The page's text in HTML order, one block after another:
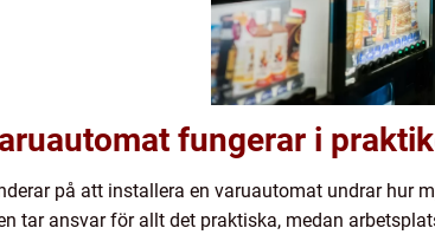
fungerar i
på att installera en varuautomat undrar hur
tar ansvar för allt det praktiska, medan